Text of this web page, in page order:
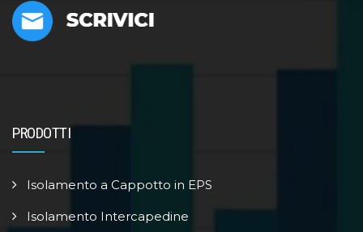
PRODOTTI
Isolamento a Cappotto in EPS
Isolamento Intercapedine